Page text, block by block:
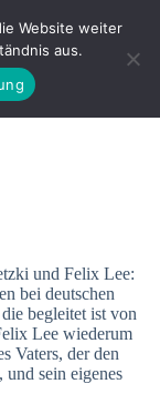
und Felix Lee:
bei deutschen
begleitet ist von
Lee wiederum
Vaters, der den
sein eigenes
Website weiter
aus.